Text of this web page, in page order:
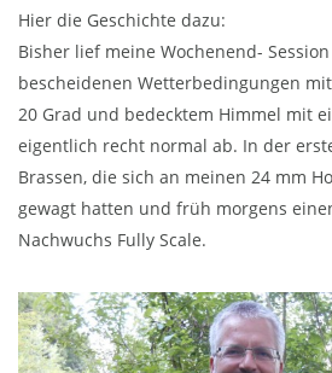
Hier die Geschichte dazu:
Bisher lief meine Wochenend-
bescheidenen Wetterbedingungen
20 Grad und bedecktem Himmel mit
eigentlich recht normal ab. In der
Brassen, die sich an meinen 24 mm
gewagt hatten und früh morgens
Nachwuchs Fully Scale.